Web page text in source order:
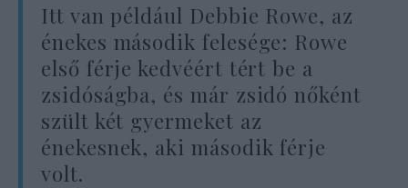
Itt van például Debbie Rowe, az
énekes második felesége: Rowe
első férje kedvéért tért be a
zsidóságba, és már zsidó nőként
szült két gyermeket az
énekesnek, aki második férje
volt.